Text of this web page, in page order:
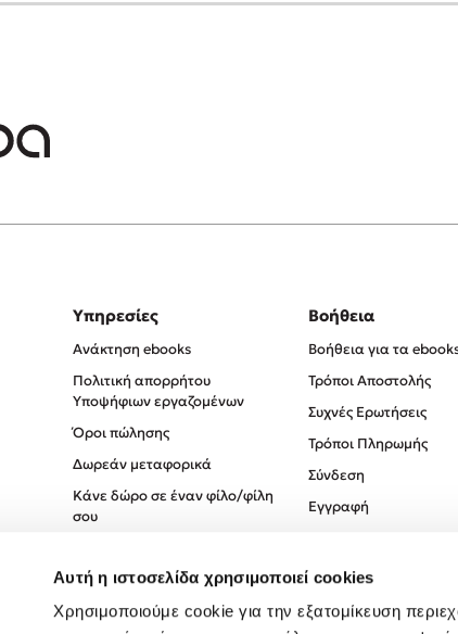
Αυτή η ιστοσελίδα χρησιμοποιεί cookies
Χρησιμοποιούμε cookie για την εξατομίκευση
Υπηρεσίες
Ανάκτηση ebooks
Πολιτική απορρήτου
Υποψήφιων εργαζομένων
Όροι πώλησης
Δωρεάν μεταφορικά
Κάνε δώρο σε έναν φίλο/φίλη
σου
Πολιτική Απορρήτου
Όροι χρήσης
Βοήθεια
Βοήθεια για τα
Τρόποι Αποστολής
Συχνές Ερωτήσεις
Τρόποι Πληρωμής
Σύνδεση
Εγγραφή